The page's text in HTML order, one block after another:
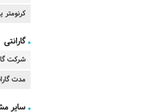
کرنومتر
گارانتی
شرکت
مدت
سایر